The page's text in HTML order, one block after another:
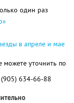
один раз
в апреле и мае
уточнить по
634-66-88